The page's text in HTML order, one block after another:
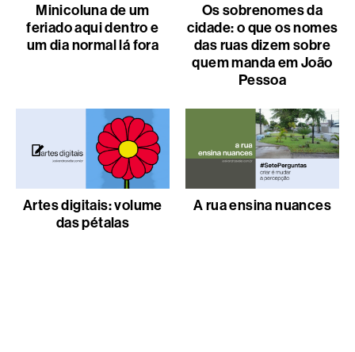
Minicoluna de um
feriado aqui dentro e
um dia normal lá fora
Os sobrenomes da
cidade: o que os nomes
das ruas dizem sobre
quem manda em João
Pessoa
Artes digitais: volume
das pétalas
A rua ensina nuances